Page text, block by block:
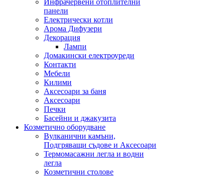
Инфрачервени отоплителни
панели
Електрически котли
Арома Дифузери
Декорация
Лампи
Домакински електроуреди
Контакти
Мебели
Килими
Аксесоари за баня
Аксесоари
Печки
Басейни и джакузита
Козметично оборудване
Вулканични камъни,
Подгряващи съдове и Аксесоари
Термомасажни легла и водни
легла
Козметични столове